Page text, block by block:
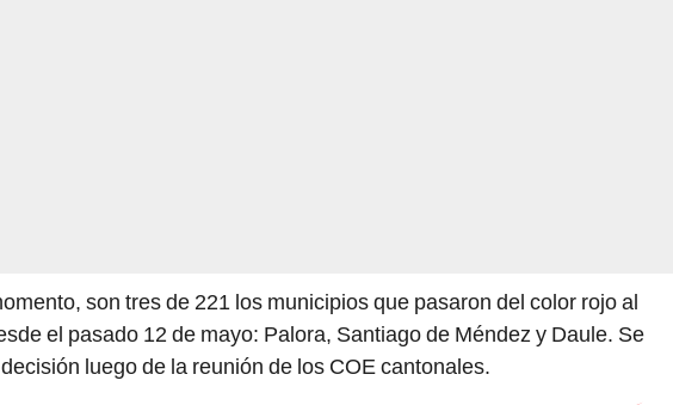
son tres de 221 los municipios que pasaron del color rojo al
el pasado 12 de mayo: Palora, Santiago de Méndez y Daule. Se
luego de la reunión de los COE cantonales.